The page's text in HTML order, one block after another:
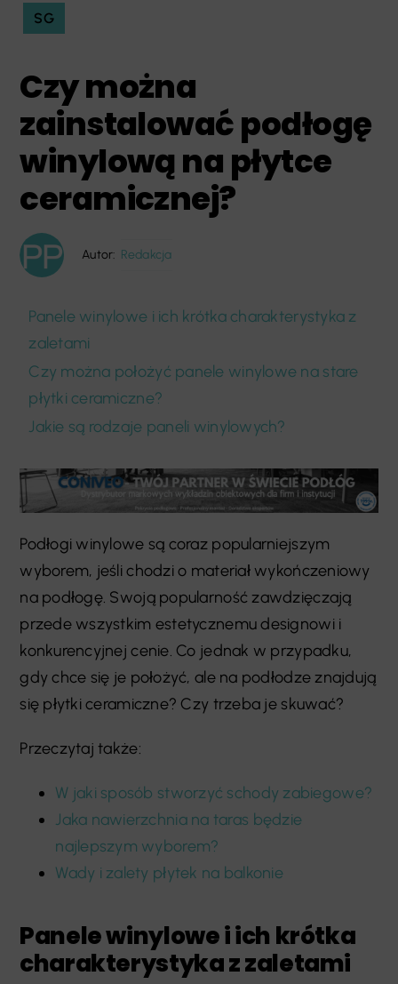
SG
Czy można
zainstalować podłogę
winylową na płytce
ceramicznej?
Autor: Redakcja
Panele winylowe i ich krótka charakterystyka z
zaletami
Czy można położyć panele winylowe na stare
płytki ceramiczne?
Jakie są rodzaje paneli winylowych?
Podłogi winylowe są coraz popularniejszym
wyborem, jeśli chodzi o materiał wykończeniowy
na podłogę. Swoją popularność zawdzięczają
przede wszystkim estetycznemu designowi i
konkurencyjnej cenie. Co jednak w przypadku,
gdy chce się je położyć, ale na podłodze znajdują
się płytki ceramiczne? Czy trzeba je skuwać?
Przeczytaj także:
W jaki sposób stworzyć schody zabiegowe?
Jaka nawierzchnia na taras będzie
najlepszym wyborem?
Wady i zalety płytek na balkonie
Panele winylowe i ich krótka
charakterystyka z zaletami